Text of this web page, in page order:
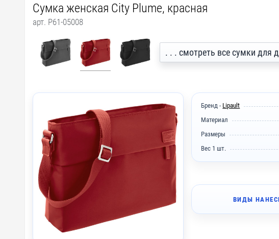
Сумка женская City Plume, красная
арт. P61-05008
. . . смотреть все сумки для
Бренд - Lipault
Материал
Размеры
Вес 1 шт.
ВИДЫ